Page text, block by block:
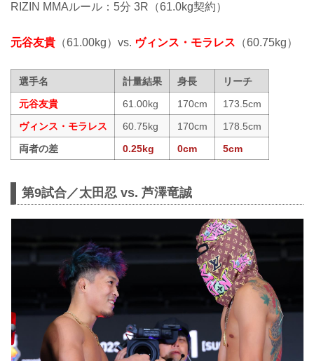
RIZIN MMAルール：5分 3R（61.0kg契約）
元谷友貴 （61.00kg）vs. ヴィンス・モラレス （60.75kg）
選手名 計量結果 身長
リーチ
元谷友貴
61.00kg 170cm
173.5cm
ヴィンス・モラレス
60.75kg 170cm
178.5cm
両者の差
0.25kg 0cm 5cm
第9試合／太田忍 vs. 芦澤竜誠